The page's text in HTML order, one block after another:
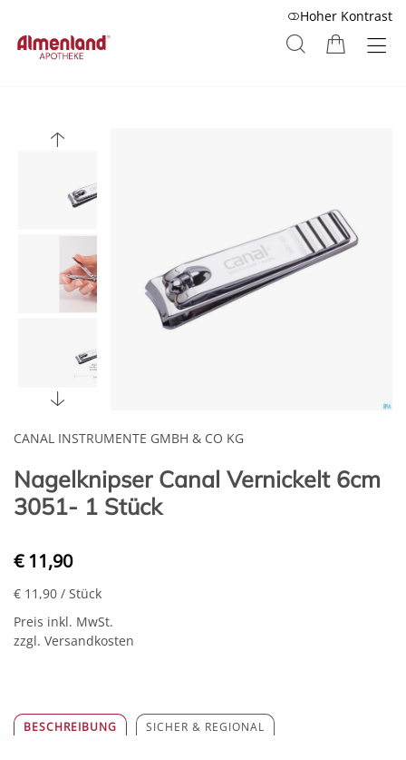
Hoher Kontrast
CANAL INSTRUMENTE GMBH & CO KG
Nagelknipser Canal Vernickelt 6cm
3051- 1 Stück
€ 11,90
€ 11,90 / Stück
Preis inkl. MwSt.
zzgl. Versandkosten
BESCHREIBUNG SICHER & REGIONAL